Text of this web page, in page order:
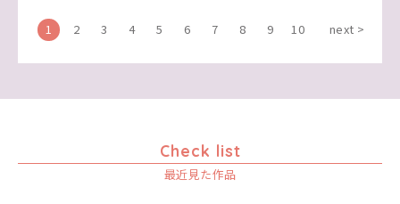
1 2 3 4 5 6 7 8 9 10 next >
Check list
最近見た作品